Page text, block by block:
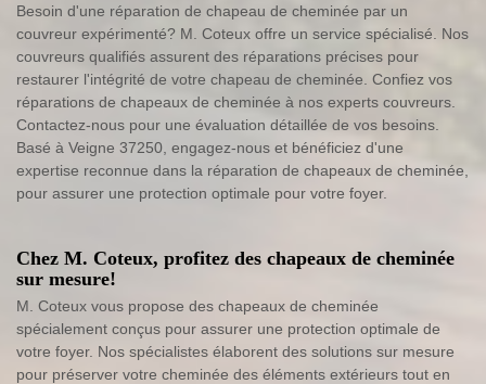
Besoin d'une réparation de chapeau de cheminée par un
couvreur expérimenté? M. Coteux offre un service spécialisé. Nos
couvreurs qualifiés assurent des réparations précises pour
restaurer l'intégrité de votre chapeau de cheminée. Confiez vos
réparations de chapeaux de cheminée à nos experts couvreurs.
Contactez-nous pour une évaluation détaillée de vos besoins.
Basé à Veigne 37250, engagez-nous et bénéficiez d'une
expertise reconnue dans la réparation de chapeaux de cheminée,
pour assurer une protection optimale pour votre foyer.
Chez M. Coteux, profitez des chapeaux de cheminée
sur mesure!
M. Coteux vous propose des chapeaux de cheminée
spécialement conçus pour assurer une protection optimale de
votre foyer. Nos spécialistes élaborent des solutions sur mesure
pour préserver votre cheminée des éléments extérieurs tout en